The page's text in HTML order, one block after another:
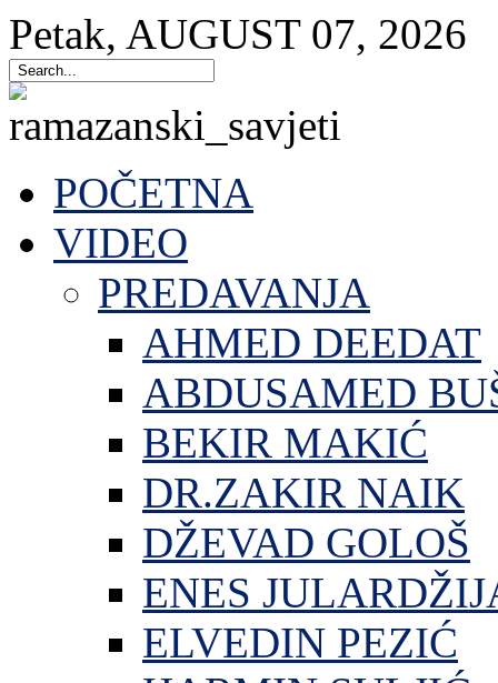
Petak, AUGUST 07, 2026
POČETNA
VIDEO
PREDAVANJA
AHMED DEEDAT
ABDUSAMED
BEKIR MAKIĆ
DR.ZAKIR NAIK
DŽEVAD GOLOŠ
ENES
ELVEDIN PEZIĆ